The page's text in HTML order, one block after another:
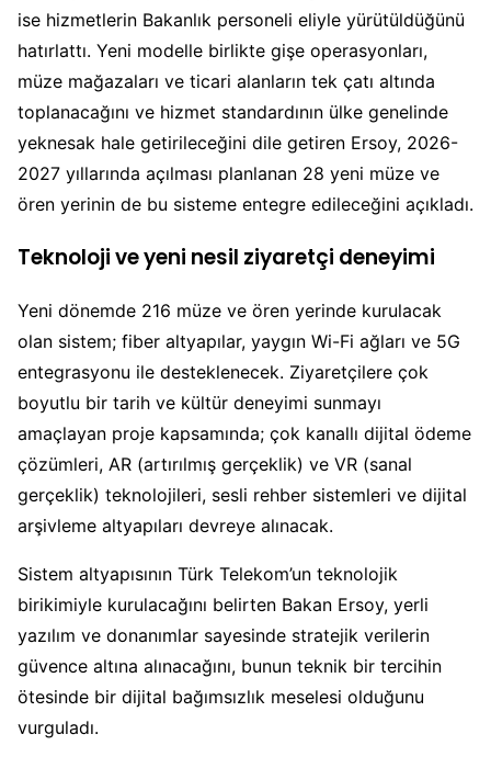
ise hizmetlerin Bakanlık personeli eliyle yürütüldüğünü
hatırlattı. Yeni modelle birlikte gişe operasyonları,
müze mağazaları ve ticari alanların tek çatı altında
toplanacağını ve hizmet standardının ülke genelinde
yeknesak hale getirileceğini dile getiren Ersoy, 2026-
2027 yıllarında açılması planlanan 28 yeni müze ve
ören yerinin de bu sisteme entegre edileceğini açıkladı.
Teknoloji ve yeni nesil ziyaretçi deneyimi
Yeni dönemde 216 müze ve ören yerinde kurulacak
olan sistem; fiber altyapılar, yaygın Wi-Fi ağları ve 5G
entegrasyonu ile desteklenecek. Ziyaretçilere çok
boyutlu bir tarih ve kültür deneyimi sunmayı
amaçlayan proje kapsamında; çok kanallı dijital ödeme
çözümleri, AR (artırılmış gerçeklik) ve VR (sanal
gerçeklik) teknolojileri, sesli rehber sistemleri ve dijital
arşivleme altyapıları devreye alınacak.
Sistem altyapısının Türk Telekom’un teknolojik
birikimiyle kurulacağını belirten Bakan Ersoy, yerli
yazılım ve donanımlar sayesinde stratejik verilerin
güvence altına alınacağını, bunun teknik bir tercihin
ötesinde bir dijital bağımsızlık meselesi olduğunu
vurguladı.